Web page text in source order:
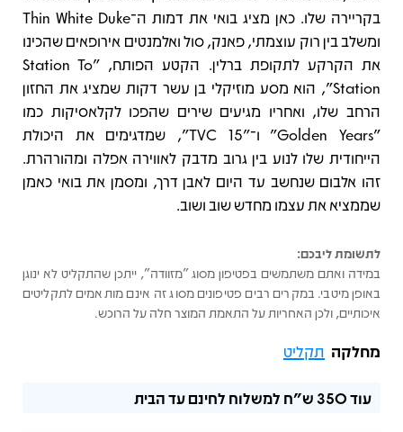
בקריירה שלו. כאן מציג בואי את דמות ה־Thin White Duke
ומשלב בין רוק עוצמתי, פאנק, סול ואלמנטים אירופאים שהכינו
את הקרקע לתקופת ברלין. הקטע הפותח, "Station To
Station", הוא מסע מוזיקלי בן עשר דקות שמציג את החזון
הרחב שלו, ואחריו מגיעים שירים שהפכו לקלאסיקות כמו
"Golden Years" ו־"TVC 15", שמדגימים את היכולת
הייחודית שלו לנוע בין גרוב מדבק לאווירה אפלה ומהורהרת.
זהו אלבום שנחשב עד היום לאבן דרך, ומסמן את בואי כאמן
שממציא את עצמו מחדש שוב ושוב.
לתשומת ליבכם:
במידה ואתם משתמשים בפטיפון מסוג "מזוודה", ייתכן שהתקליט לא ינוגן
באופן מיטבי. במקרים רבים פטיפונים מסוג זה אינם מותאמים לתקליטים
איכותיים, ולכן האחריות על התאמת המוצר חלה על הרוכש.
מחלקה תקליט
עוד350 ש"ח למשלוח לחינם עד הבית